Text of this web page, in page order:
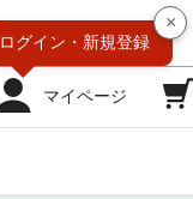
マイページ
×
ログイン・ 新規登録